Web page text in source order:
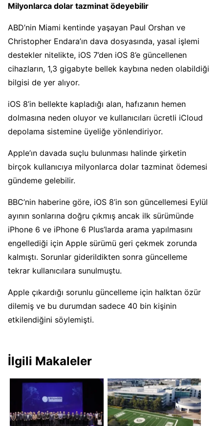
Milyonlarca dolar tazminat ödeyebilir
ABD’nin Miami kentinde yaşayan Paul Orshan ve
Christopher Endara’ın dava dosyasında, yasal işlemi
destekler nitelikte, iOS 7’den iOS 8’e güncellenen
cihazların, 1,3 gigabyte bellek kaybına neden olabildiği
bilgisi de yer alıyor.
iOS 8’in bellekte kapladığı alan, hafızanın hemen
dolmasına neden oluyor ve kullanıcıları ücretli iCloud
depolama sistemine üyeliğe yönlendiriyor.
Apple’ın davada suçlu bulunması halinde şirketin
birçok kullanıcıya milyonlarca dolar tazminat ödemesi
gündeme gelebilir.
BBC’nin haberine göre, iOS 8’in son güncellemesi Eylül
ayının sonlarına doğru çıkmış ancak ilk sürümünde
iPhone 6 ve iPhone 6 Plus’larda arama yapılmasını
engellediği için Apple sürümü geri çekmek zorunda
kalmıştı. Sorunlar giderildikten sonra güncelleme
tekrar kullanıcılara sunulmuştu.
Apple çıkardığı sorunlu güncelleme için halktan özür
dilemiş ve bu durumdan sadece 40 bin kişinin
etkilendiğini söylemişti.
İlgili Makaleler